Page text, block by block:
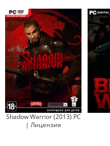
Shadow Warrior (2013) PC
| Лицензия